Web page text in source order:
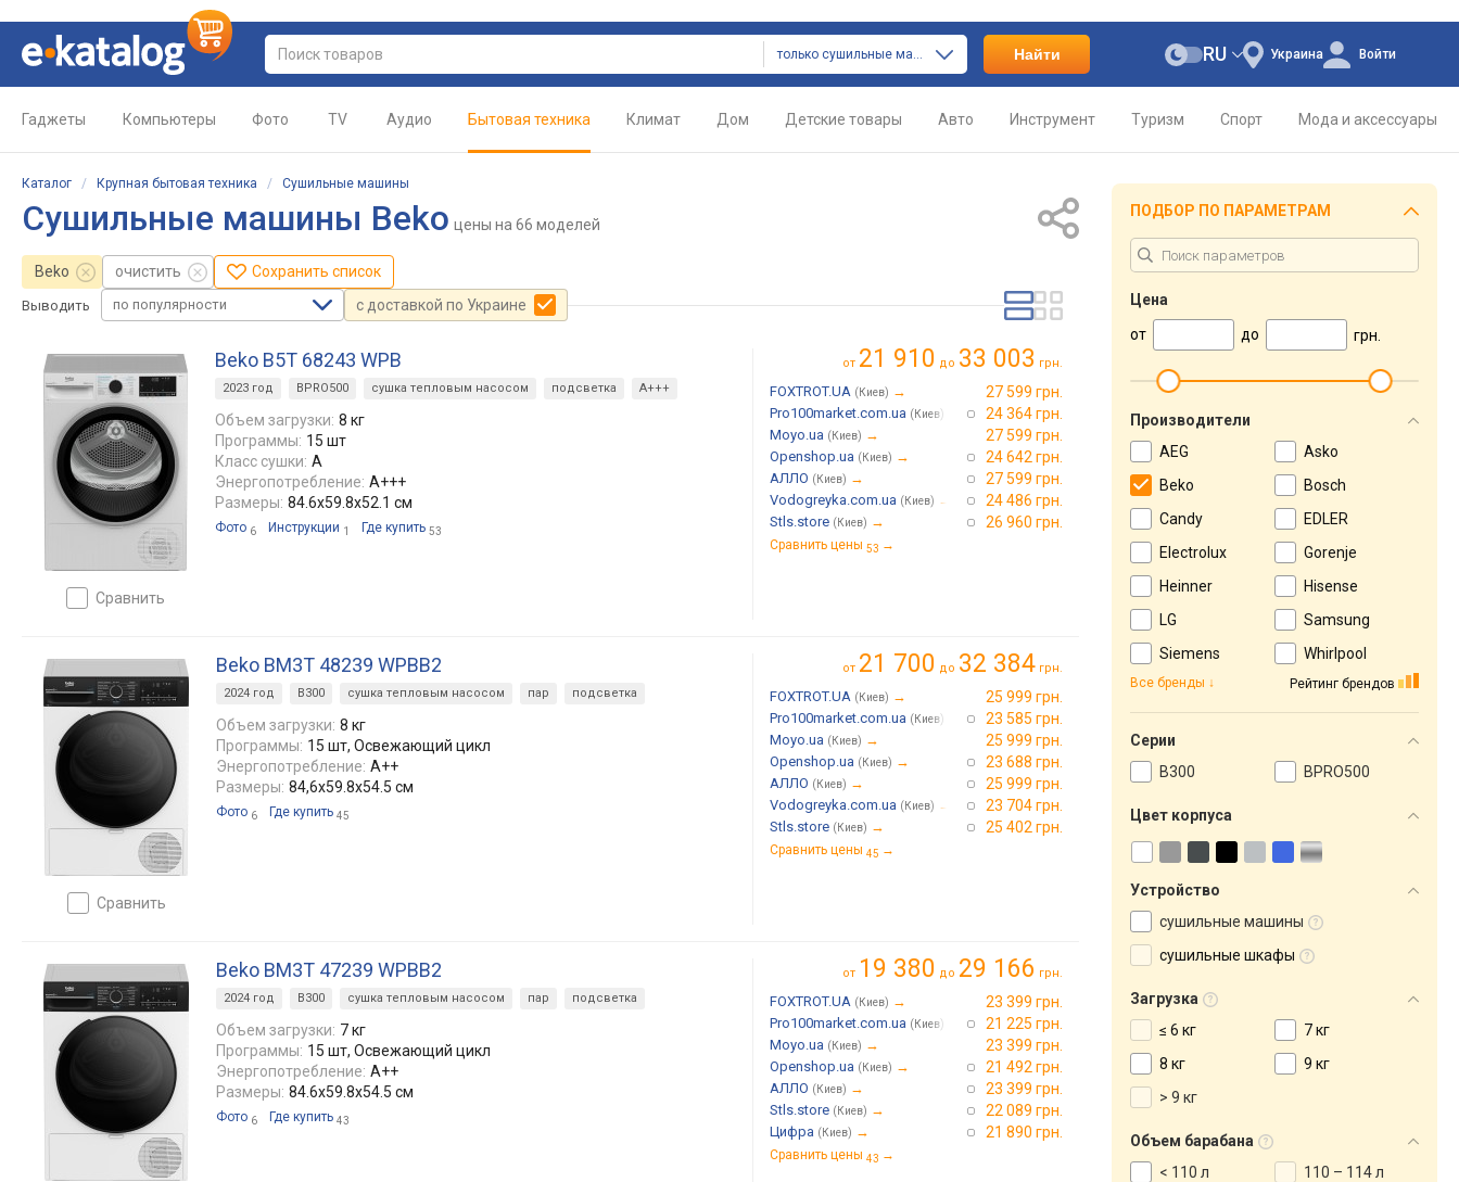
только сушильные машины Найти Украина
RU Войти
Гаджеты Компьютеры Фото TV Аудио Бытовая техника Климат Дом Детские товары Авто Инструмент Туризм Спорт Мода и аксессуары
Каталог / Крупная бытовая техника / Сушильные машины
Сушильные машины Beko цены на 66 моделей
Beko очистить Сохранить список
Выводить по популярности с доставкой по Украине
сравнить
Beko B5T 68243 WPB
2023 год BPRO500 сушка тепловым насосом подсветка А+++
Объем загрузки: 8 кг
Программы: 15 шт
Класс сушки: A
Энергопотребление: А+++
Размеры: 84.6x59.8x52.1 см
Фото 6 Инструкции 1 Где купить 53
от 21 910 до 33 003 грн.
FOXTROT.UA (Киев) → 27 599 грн.
Pro100market.com.ua (Киев) 24 364 грн.
Moyo.ua (Киев) → 27 599 грн.
Openshop.ua (Киев) → 24 642 грн.
АЛЛО (Киев) → 27 599 грн.
Vodogreyka.com.ua (Киев) → 24 486 грн.
Stls.store (Киев) → 26 960 грн.
Сравнить цены 53 →
сравнить
Beko BM3T 48239 WPBB2
2024 год B300 сушка тепловым насосом пар подсветка
Объем загрузки: 8 кг
Программы: 15 шт, Освежающий цикл
Энергопотребление: A++
Размеры: 84,6x59.8x54.5 см
Фото 6 Где купить 45
от 21 700 до 32 384 грн.
FOXTROT.UA (Киев) → 25 999 грн.
Pro100market.com.ua (Киев) 23 585 грн.
Moyo.ua (Киев) → 25 999 грн.
Openshop.ua (Киев) → 23 688 грн.
АЛЛО (Киев) → 25 999 грн.
Vodogreyka.com.ua (Киев) → 23 704 грн.
Stls.store (Киев) → 25 402 грн.
Сравнить цены 45 →
Beko BM3T 47239 WPBB2
2024 год B300 сушка тепловым насосом пар подсветка
Объем загрузки: 7 кг
Программы: 15 шт, Освежающий цикл
Энергопотребление: A++
Размеры: 84.6х59.8х54.5 см
Фото 6 Где купить 43
от 19 380 до 29 166 грн.
FOXTROT.UA (Киев) → 23 399 грн.
Pro100market.com.ua (Киев) 21 225 грн.
Moyo.ua (Киев) → 23 399 грн.
Openshop.ua (Киев) → 21 492 грн.
АЛЛО (Киев) → 23 399 грн.
Stls.store (Киев) → 22 089 грн.
Цифра (Киев) → 21 890 грн.
Сравнить цены 43 →
ПОДБОР ПО ПАРАМЕТРАМ
Цена
от
до грн.
Производители
AEG
Asko
Beko
Bosch
Candy
EDLER
Electrolux
Gorenje
Heinner
Hisense
LG
Samsung
Siemens
Whirlpool
Рейтинг брендов
Все бренды
Серии
B300
BPRO500
Цвет корпуса
Устройство
сушильные машины
сушильные шкафы
Загрузка
≤ 6 кг
7 кг
8 кг
9 кг
> 9 кг
Объем барабана
< 110 л
110 – 114 л